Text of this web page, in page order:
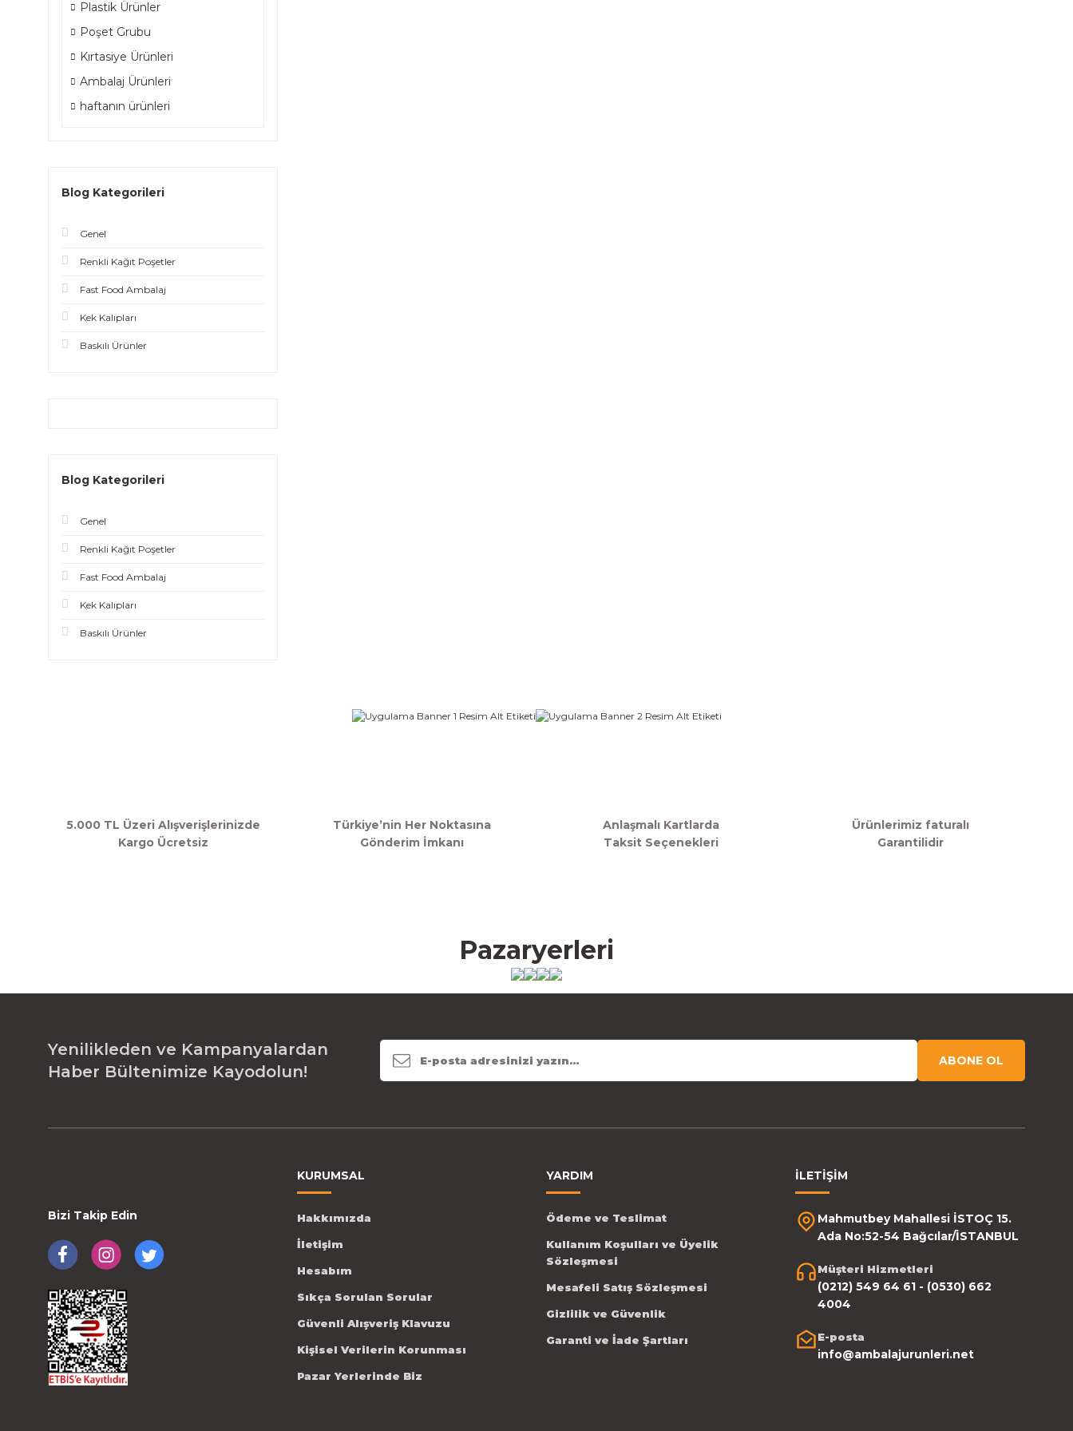
Plastik Ürünler
Poşet Grubu
Kırtasiye Ürünleri
Ambalaj Ürünleri
haftanın ürünleri
Blog Kategorileri
Genel
Renkli Kağıt Poşetler
Fast Food Ambalaj
Kek Kalıpları
Baskılı Ürünler
Blog Kategorileri
Genel
Renkli Kağıt Poşetler
Fast Food Ambalaj
Kek Kalıpları
Baskılı Ürünler
5.000 TL Üzeri Alışverişlerinizde
Kargo Ücretsiz
Türkiye’nin Her Noktasına
Gönderim İmkanı
Anlaşmalı Kartlarda
Taksit Seçenekleri
Ürünlerimiz faturalı
Garantilidir
Pazaryerleri
Yenilikleden ve Kampanyalardan
Haber Bültenimize Kayodolun!
ABONE OL
Bizi Takip Edin
KURUMSAL
Hakkımızda
İletişim
Hesabım
Sıkça Sorulan Sorular
Güvenli Alışveriş Klavuzu
Kişisel Verilerin Korunması
Pazar Yerlerinde Biz
YARDIM
Ödeme ve Teslimat
Kullanım Koşulları ve Üyelik
Sözleşmesi
Mesafeli Satış Sözleşmesi
Gizlilik ve Güvenlik
Garanti ve İade Şartları
İLETİŞİM
Mahmutbey Mahallesi İSTOÇ 15.
Ada No:52-54 Bağcılar/İSTANBUL
Müşteri Hizmetleri
(0212) 549 64 61 - (0530) 662
4004
E-posta
info@ambalajurunleri.net